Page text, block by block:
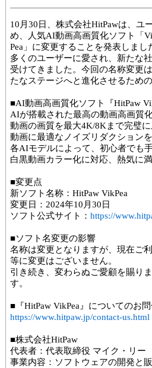
10月30日、株式会社HitPawは、ユ
め、人気AI動画高画質化ソフト「
Pea」に変更することを発表しま
多くのユーザーに愛され、新たな
受けてきました。今回の名称変更
たなステージへと進化させるため
■AI動画高画質化ソフト『HitPaw
AIが搭載された最高の動画高画質
動画の画質を最大4K/8Kまで完璧
動画に最適なノイズリダクション
各AIモデルによって、初心者でも
白黒動画カラー化に対応、熱気に
■変更点
新ソフト名称：HitPaw VikPea
変更日：2024年10月30日
ソフト公式サイト： https://
■ソフト名変更の影響
名称は変更となりますが、現在ご
等に変更はございません。
引き続き、変わらぬご愛顧を賜り
す。
■『HitPaw VikPea』についてのお
https://www.hitpaw.jp/contact-us.html
■株式会社HitPaw
代表者：代表取締役 マイク・リー
事業内容：ソフトウェアの開発と